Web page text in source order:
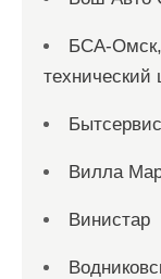
БСА-Омск,
технический
Вилла
Винистар